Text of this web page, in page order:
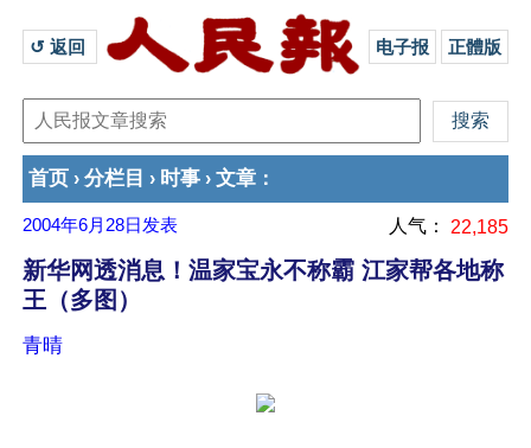
↺ 返回 电子报 正體版
首页 › 分栏目 › 时事 › 文章 ：
2004年6月28日 发表 人气： 22,185
新华网透消息！温家宝永不称霸 江家帮各地称
王（多图）
青晴